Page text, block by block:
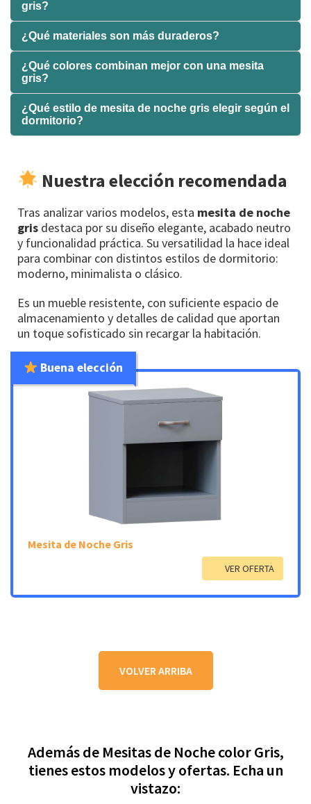
gris?
¿Qué materiales son más duraderos?
¿Qué colores combinan mejor con una mesita
gris?
¿Qué estilo de mesita de noche gris elegir según el
dormitorio?
Nuestra elección recomendada
Tras analizar varios modelos, esta mesita de noche
gris destaca por su diseño elegante, acabado neutro
y funcionalidad práctica. Su versatilidad la hace ideal
para combinar con distintos estilos de dormitorio:
moderno, minimalista o clásico.
Es un mueble resistente, con suficiente espacio de
almacenamiento y detalles de calidad que aportan
un toque sofisticado sin recargar la habitación.
Buena elección
Mesita de Noche Gris
VER OFERTA
VOLVER ARRIBA
Además de Mesitas de Noche color Gris,
tienes estos modelos y ofertas. Echa un
vistazo: